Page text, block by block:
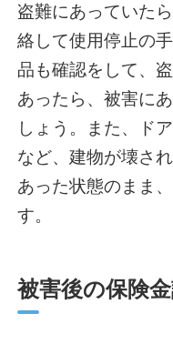
盗難にあっていた
絡して使用停止の
品も確認をして、
あったら、被害に
しょう。また、ド
など、建物が壊さ
あった状態のまま
す。
被害後の保険